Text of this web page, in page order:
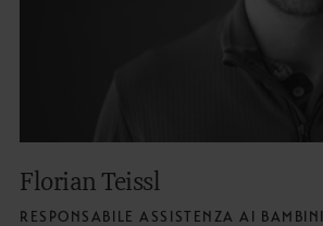
Florian Teissl
RESPONSABILE ASSISTENZA AI BAMBINI